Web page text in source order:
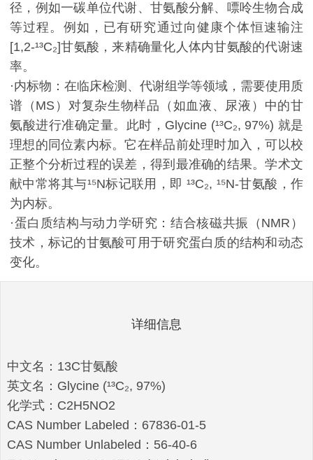
径，例如一碳单位代谢、甘氨酸分解、嘌呤生物合成
等过程。例如，已有研究通过向健康个体恒速输注
[1,2-¹³C₂]甘氨酸，来精确量化人体内甘氨酸的代谢速
率。
·内标物：在临床检测、代谢组学等领域，需要使用质
谱（MS）对复杂生物样品（如血液、尿液）中的甘
氨酸进行准确定量。此时，Glycine (¹³C₂, 97%) 就是
理想的同位素内标。它在样品前处理时加入，可以校
正整个分析过程的误差，得到最准确的结果。学术文
献中常将其与¹⁵N标记联用，即 ¹³C₂, ¹⁵N-甘氨酸，作
为内标。
·蛋白质结构与动力学研究：结合核磁共振（NMR）
技术，标记的甘氨酸可用于研究蛋白质的结构和动态
变化。
详细信息
中文名：13C甘氨酸
英文名：Glycine (¹³C₂, 97%)
化学式：C2H5NO2
CAS Number Labeled：67836-01-5
CAS Number Unlabeled：56-40-6